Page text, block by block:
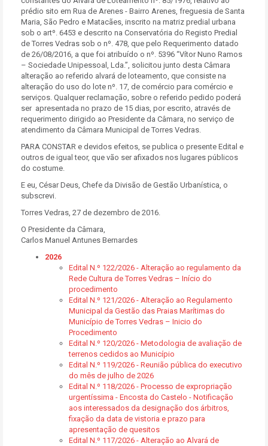
prédio sito em Rua de Arenes - Bairro Arenes, freguesia de Santa
Maria, São Pedro e Matacães, inscrito na matriz predial urbana
sob o artº. 6453 e descrito na Conservatória do Registo Predial
de Torres Vedras sob o nº. 478, que pelo Requerimento datado
de 26/08/2016, a que foi atribuído o nº. 5396 “Vítor Nuno Ramos
– Sociedade Unipessoal, Lda.”, solicitou junto desta Câmara
alteração ao referido alvará de loteamento, que consiste na
alteração do uso do lote nº. 17, de comércio para comércio e
serviços. Qualquer reclamação, sobre o referido pedido poderá
ser apresentada no prazo de 15 dias, por escrito, através de
requerimento dirigido ao Presidente da Câmara, no serviço de
atendimento da Câmara Municipal de Torres Vedras.
PARA CONSTAR e devidos efeitos, se publica o presente Edital e
outros de igual teor, que vão ser afixados nos lugares públicos
do costume.
E eu, César Deus, Chefe da Divisão de Gestão Urbanística, o
subscrevi.
Torres Vedras, 27 de dezembro de 2016.
O Presidente da Câmara,
Carlos Manuel Antunes Bernardes
2026
Edital N.º 122/2026 - Alteração ao regulamento da
Rede Cultura de Torres Vedras – Início do
procedimento
Edital N.º 121/2026 - Alteração ao Regulamento
Municipal da Gestão das Praias Marítimas do
Município de Torres Vedras – Inicio do
Procedimento
Edital N.º 120/2026 - Metodologia de avaliação de
terrenos cedidos ao Município
Edital N.º 119/2026 - Reunião pública do executivo
do mês de julho de 2026
Edital N.º 118/2026 - Processo de expropriação
urgentíssima - Encosta do Castelo - Notificação
aos interessados da designação dos árbitros,
fixação da data de vistoria e prazo para
apresentação de quesitos
Edital N.º 117/2026 - Alteração ao Alvará de